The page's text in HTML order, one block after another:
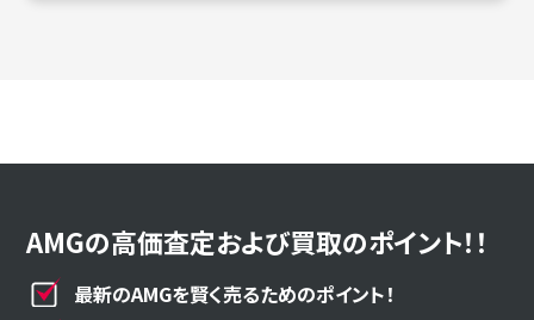
AMGの高価査定および買取のポイント！！
最新のAMGを賢く売るためのポイント！